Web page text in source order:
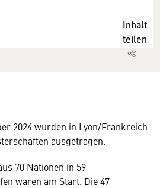
Inhalt
teilen
2024 wurden in Lyon/Frankreich
ausgetragen.
70 Nationen in 59
waren am Start. Die 47